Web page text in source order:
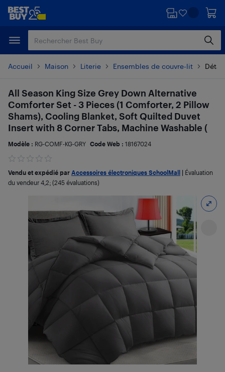
Passer
principal
Passer
Accueil Maison Literie Ensembles de couvre-lit
All Season King Size Grey Down Alternative
Comforter Set - 3 Pieces (1 Comforter, 2 Pillow
Shams), Cooling Blanket, Soft Quilted Duvet
Insert with 8 Corner Tabs, Machine Washable (
Modèle : RG-COMF-KG-GRY Code Web : 18167024
Vendu et expédié par Accessoires électroniques SchoolMall
Évaluation
du vendeur 4,2; (245 évaluations)